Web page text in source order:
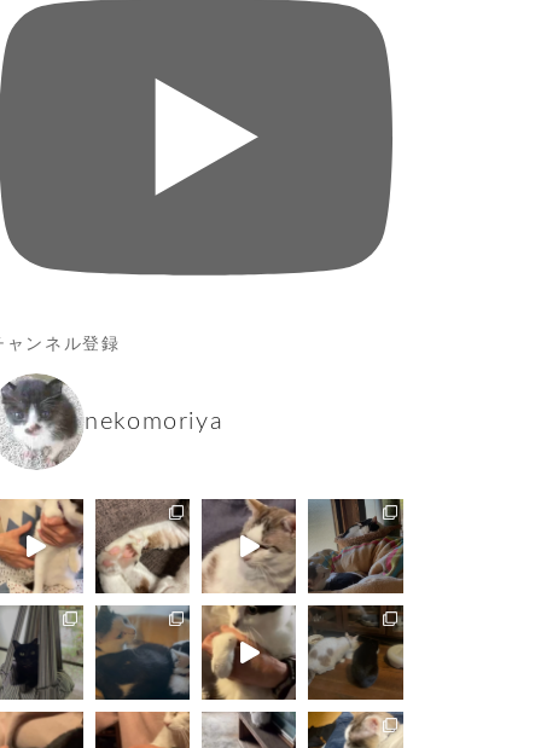
ャンネル登録
nekomoriya